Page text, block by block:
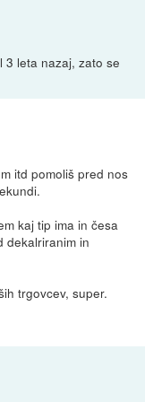
3 leta nazaj, zato se
itd pomoliš pred nos
kaj tip ima in česa
dekalriranim in
trgovcev, super.